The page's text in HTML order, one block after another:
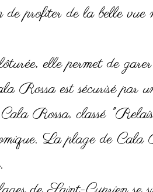
profiter de la belle vue
elle permet de
Rossa est sécurisé par
Rossa, classé
La plage de Cala